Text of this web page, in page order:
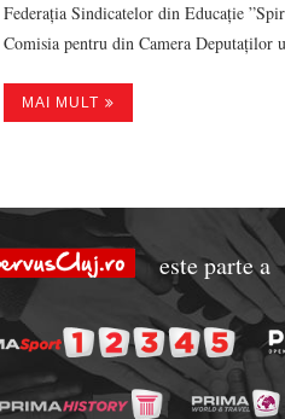
Federația Sindicatelor din Educație
Comisia pentru din Camera Deputaților
MAI MULT
este parte a